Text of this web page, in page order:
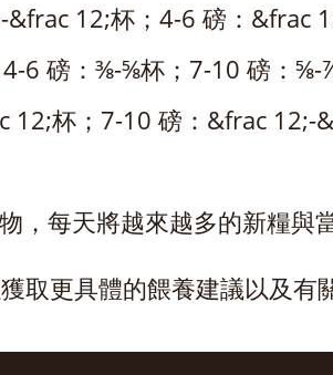
12;杯；4-6 磅：&frac
6 磅：⅜-⅝杯；7-10 磅：⅝-
12;杯；7-10 磅：&frac 12;-
每天將越來越多的新糧與
更具體的餵養建議以及有